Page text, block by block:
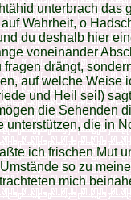
unterbrach das
Wahrheit, o
du deshalb hier
voneinander
fragen drängt,
auf welche Weise
und Heil sei!)
die Sehenden
unterstützen, die in
ich frischen Mut
so zu
mich